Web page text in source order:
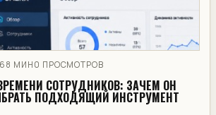
8 МИН 0 ПРОСМОТРОВ
СОТРУДНИКОВ: ЗАЧЕМ ОН
ПОДХОДЯЩИЙ ИНСТРУМЕНТ